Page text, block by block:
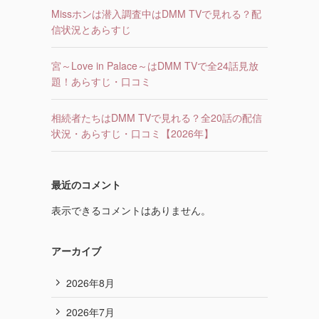
Missホンは潜入調査中はDMM TVで見れる？配
信状況とあらすじ
宮～Love in Palace～はDMM TVで全24話見放
題！あらすじ・口コミ
相続者たちはDMM TVで見れる？全20話の配信
状況・あらすじ・口コミ【2026年】
最近のコメント
表示できるコメントはありません。
アーカイブ
2026年8月
2026年7月